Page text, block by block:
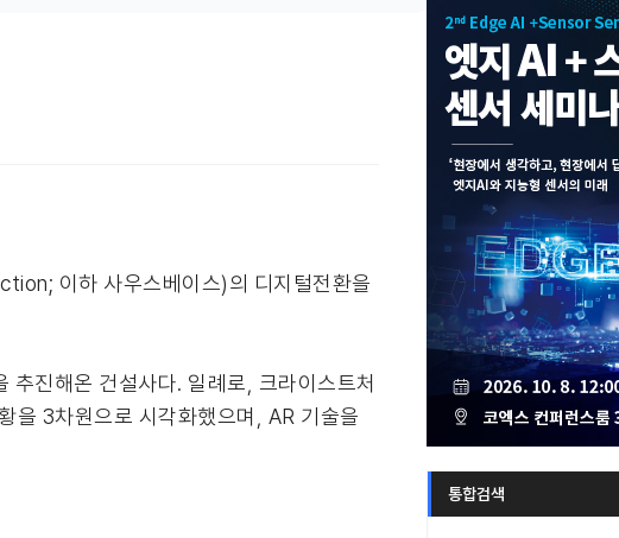
이하 사우스베이스)의 디지털전환을
진해온 건설사다. 일례로, 크라이스트처
3차원으로 시각화했으며, AR 기술을
통합검색